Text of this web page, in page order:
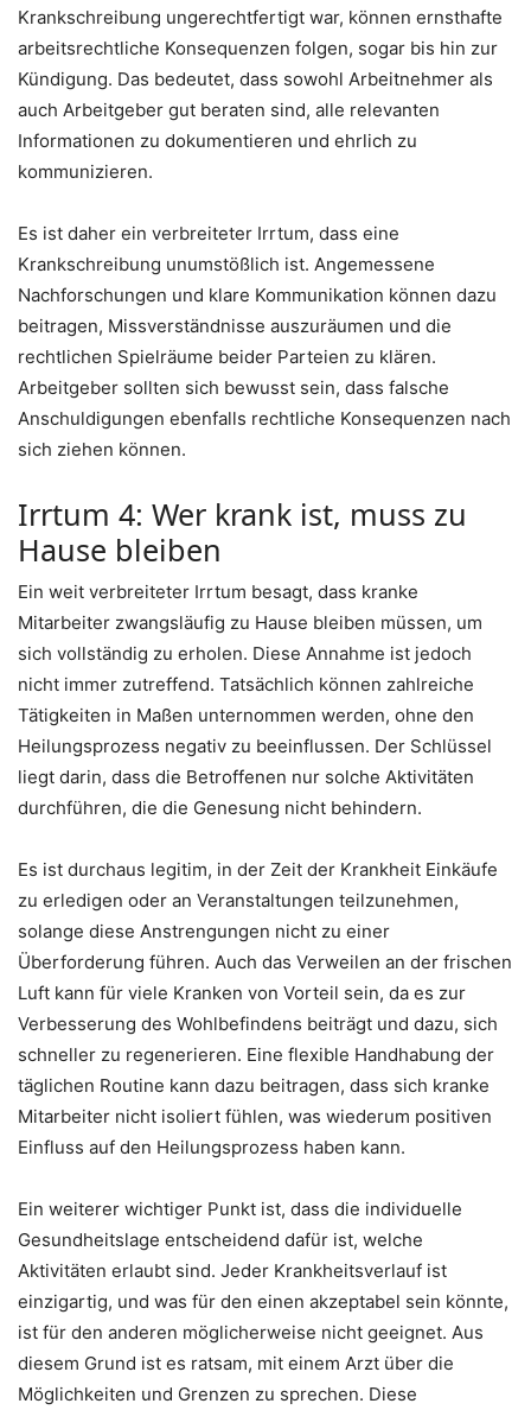
Krankschreibung ungerechtfertigt war, können ernsthafte
arbeitsrechtliche Konsequenzen folgen, sogar bis hin zur
Kündigung. Das bedeutet, dass sowohl Arbeitnehmer als
auch Arbeitgeber gut beraten sind, alle relevanten
Informationen zu dokumentieren und ehrlich zu
kommunizieren.
Es ist daher ein verbreiteter Irrtum, dass eine
Krankschreibung unumstößlich ist. Angemessene
Nachforschungen und klare Kommunikation können dazu
beitragen, Missverständnisse auszuräumen und die
rechtlichen Spielräume beider Parteien zu klären.
Arbeitgeber sollten sich bewusst sein, dass falsche
Anschuldigungen ebenfalls rechtliche Konsequenzen nach
sich ziehen können.
Irrtum 4: Wer krank ist, muss zu
Hause bleiben
Ein weit verbreiteter Irrtum besagt, dass kranke
Mitarbeiter zwangsläufig zu Hause bleiben müssen, um
sich vollständig zu erholen. Diese Annahme ist jedoch
nicht immer zutreffend. Tatsächlich können zahlreiche
Tätigkeiten in Maßen unternommen werden, ohne den
Heilungsprozess negativ zu beeinflussen. Der Schlüssel
liegt darin, dass die Betroffenen nur solche Aktivitäten
durchführen, die die Genesung nicht behindern.
Es ist durchaus legitim, in der Zeit der Krankheit Einkäufe
zu erledigen oder an Veranstaltungen teilzunehmen,
solange diese Anstrengungen nicht zu einer
Überforderung führen. Auch das Verweilen an der frischen
Luft kann für viele Kranken von Vorteil sein, da es zur
Verbesserung des Wohlbefindens beiträgt und dazu, sich
schneller zu regenerieren. Eine flexible Handhabung der
täglichen Routine kann dazu beitragen, dass sich kranke
Mitarbeiter nicht isoliert fühlen, was wiederum positiven
Einfluss auf den Heilungsprozess haben kann.
Ein weiterer wichtiger Punkt ist, dass die individuelle
Gesundheitslage entscheidend dafür ist, welche
Aktivitäten erlaubt sind. Jeder Krankheitsverlauf ist
einzigartig, und was für den einen akzeptabel sein könnte,
ist für den anderen möglicherweise nicht geeignet. Aus
diesem Grund ist es ratsam, mit einem Arzt über die
Möglichkeiten und Grenzen zu sprechen. Diese